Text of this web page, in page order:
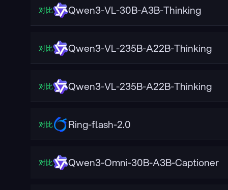
对比 Qwen3-VL-30B-A3B-Thinking
对比 Qwen3-VL-235B-A22B-Thinking
对比 Qwen3-VL-235B-A22B-Thinking
对比 Ring-flash-2.0
对比 Qwen3-Omni-30B-A3B-Captioner